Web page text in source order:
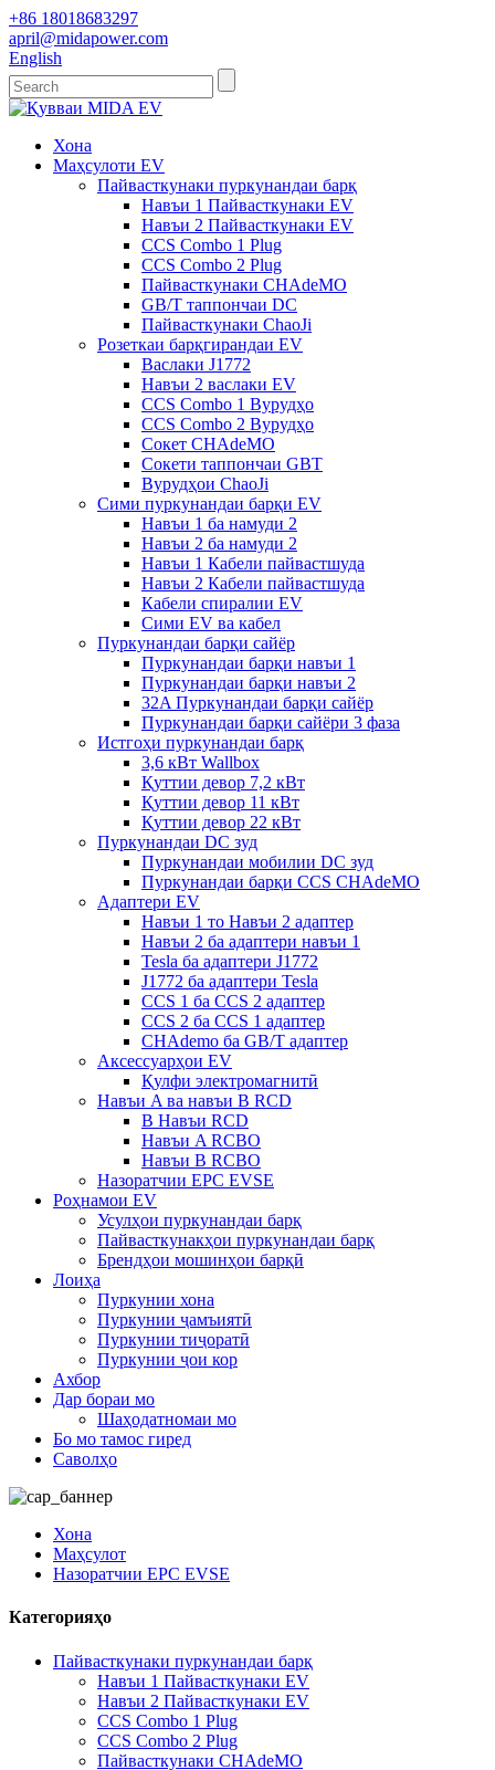
+86 18018683297
april@midapower.com
English
Хона
Маҳсулоти EV
Пайвасткунаки пуркунандаи барқ
Навъи 1 Пайвасткунаки EV
Навъи 2 Пайвасткунаки EV
CCS Combo 1 Plug
CCS Combo 2 Plug
Пайвасткунаки CHAdeMO
GB/T таппончаи DC
Пайвасткунаки ChaoJi
Розеткаи барқгирандаи EV
Васлаки J1772
Навъи 2 васлаки EV
CCS Combo 1 Вурудҳо
CCS Combo 2 Вурудҳо
Сокет CHAdeMO
Сокети таппончаи GBT
Вурудҳои ChaoJi
Сими пуркунандаи барқи EV
Навъи 1 ба намуди 2
Навъи 2 ба намуди 2
Навъи 1 Кабели пайвастшуда
Навъи 2 Кабели пайвастшуда
Кабели спиралии EV
Сими EV ва кабел
Пуркунандаи барқи сайёр
Пуркунандаи барқи навъи 1
Пуркунандаи барқи навъи 2
32A Пуркунандаи барқи сайёр
Пуркунандаи барқи сайёри 3 фаза
Истгоҳи пуркунандаи барқ
3,6 кВт Wallbox
Қуттии девор 7,2 кВт
Қуттии девор 11 кВт
Қуттии девор 22 кВт
Пуркунандаи DC зуд
Пуркунандаи мобилии DC зуд
Пуркунандаи барқи CCS CHAdeMO
Адаптери EV
Навъи 1 то Навъи 2 адаптер
Навъи 2 ба адаптери навъи 1
Tesla ба адаптери J1772
J1772 ба адаптери Tesla
CCS 1 ба CCS 2 адаптер
CCS 2 ба CCS 1 адаптер
CHAdemo ба GB/T адаптер
Аксессуарҳои EV
Қулфи электромагнитӣ
Навъи A ва навъи B RCD
B Навъи RCD
Навъи A RCBO
Навъи B RCBO
Назоратчии EPC EVSE
Роҳнамои EV
Усулҳои пуркунандаи барқ
Пайвасткунакҳои пуркунандаи барқ
Брендҳои мошинҳои барқӣ
Лоиҳа
Пуркунии хона
Пуркунии ҷамъиятӣ
Пуркунии тиҷоратӣ
Пуркунии ҷои кор
Ахбор
Дар бораи мо
Шаҳодатномаи мо
Бо мо тамос гиред
Саволҳо
Хона
Маҳсулот
Назоратчии EPC EVSE
Категорияҳо
Пайвасткунаки пуркунандаи барқ
Навъи 1 Пайвасткунаки EV
Навъи 2 Пайвасткунаки EV
CCS Combo 1 Plug
CCS Combo 2 Plug
Пайвасткунаки CHAdeMO